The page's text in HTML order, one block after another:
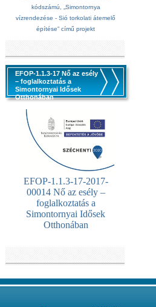
kódszámú, „Simontornya
vízrendezése - Sió torkolati átemelő
építése” című projekt
EFOP-1.1.3-17 Nő az esély
– foglalkoztatás a
Simontornyai Idősek
Otthonában
EFOP-1.1.3-17-2017-
00014 Nő az esély –
foglalkoztatás a
Simontornyai Idősek
Otthonában